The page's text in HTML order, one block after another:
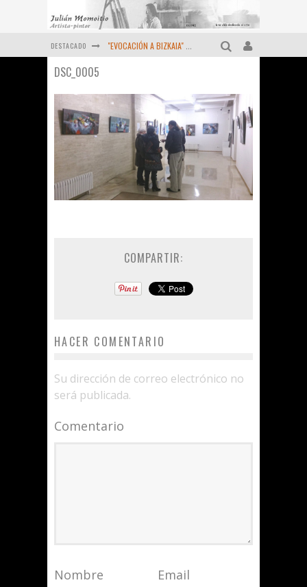
DESTACADO "EVOCACIÓN A BIZKAIA" ORTUELLA (1983-2024) Momoitio
Viejas reliquias de la prensa (Año 1974)
OCTUBRE DE 2022 - Un retrato más de MOMOITIO
Diciembre de 2021 - Últimas obras
MOMOITIO y La Espiral de las artes (1998 )
DSC_0005
COMPARTIR:
HACER COMENTARIO
Su dirección de correo electrónico no
será publicada.
Comentario
Nombre Email